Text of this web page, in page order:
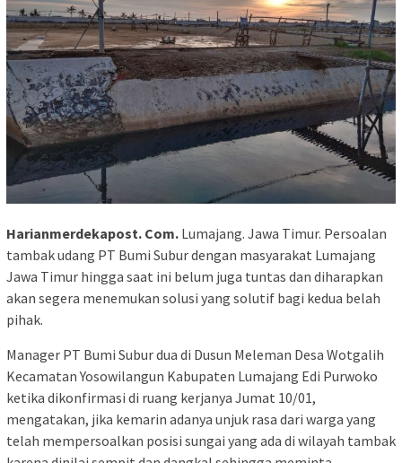
Harianmerdekapost. Com. Lumajang. Jawa Timur. Persoalan
tambak udang PT Bumi Subur dengan masyarakat Lumajang
Jawa Timur hingga saat ini belum juga tuntas dan diharapkan
akan segera menemukan solusi yang solutif bagi kedua belah
pihak.
Manager PT Bumi Subur dua di Dusun Meleman Desa Wotgalih
Kecamatan Yosowilangun Kabupaten Lumajang Edi Purwoko
ketika dikonfirmasi di ruang kerjanya Jumat 10/01,
mengatakan, jika kemarin adanya unjuk rasa dari warga yang
telah mempersoalkan posisi sungai yang ada di wilayah tambak